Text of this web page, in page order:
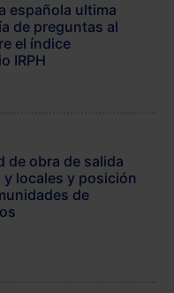
española ultima
de preguntas al
el índice
IRPH
de obra de salida
y locales y posición
de